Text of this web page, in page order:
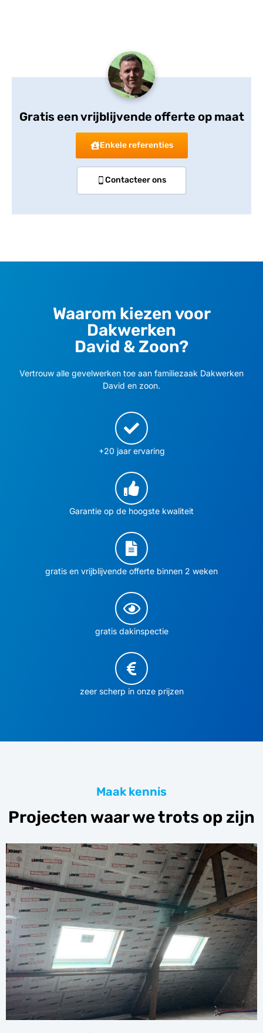
Gratis een vrijblijvende offerte op maat
Enkele referenties
Contacteer ons
Waarom kiezen voor
Dakwerken
David & Zoon?
Vertrouw alle gevelwerken toe aan familiezaak Dakwerken
David en zoon.
+20 jaar ervaring
Garantie op de hoogste kwaliteit
gratis en vrijblijvende offerte binnen 2 weken
gratis dakinspectie
zeer scherp in onze prijzen
Maak kennis
Projecten waar we trots op zijn